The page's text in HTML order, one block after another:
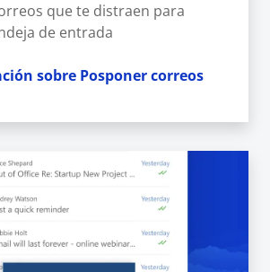
que te distraen para
de entrada
sobre Posponer correos